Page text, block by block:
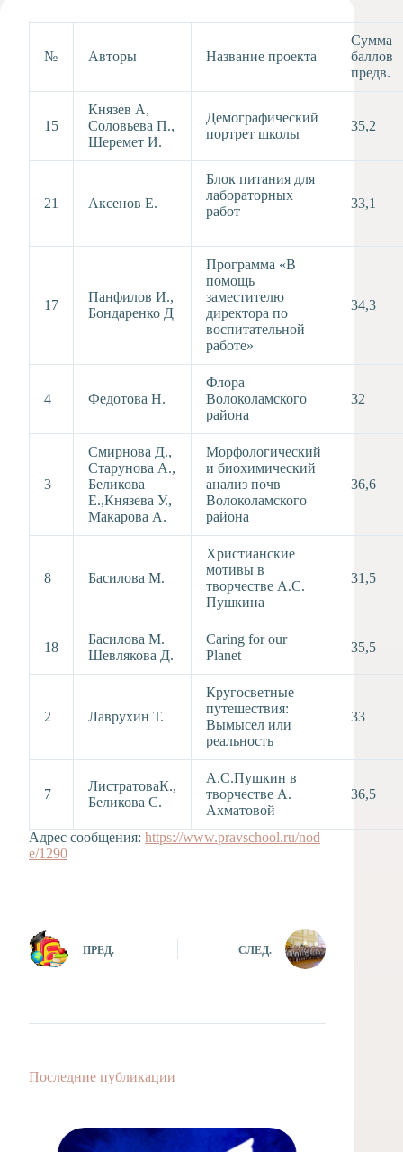
Художественная
Музыкальное
Психологическая
Служба
Тьюторская
служба
№ Авторы Название проекта
Сумма
баллов
предв.
15
Князев А,
Соловьева П.,
Шеремет И.
Демографический
портрет школы
35,2
21 Аксенов Е.
Блок питания для
лабораторных
работ
33,1
17
Панфилов И.,
Бондаренко Д
Программа «В
помощь
заместителю
директора по
воспитательной
работе»
34,3
4 Федотова Н.
Флора
Волоколамского
района
32
3
Смирнова Д.,
Старунова А.,
Беликова
Е.,Князева У.,
Макарова А.
Морфологический
и биохимический
анализ почв
Волоколамского
района
36,6
8 Басилова М.
Христианские
мотивы в
творчестве А.С.
Пушкина
31,5
18
Басилова М.
Шевлякова Д.
Caring for our
Planet
35,5
2 Лаврухин Т.
Кругосветные
путешествия:
Вымысел или
реальность
33
7
ЛистратоваК.,
Беликова С.
А.С.Пушкин в
творчестве А.
Ахматовой
36,5
Адрес сообщения: https://www.pravschool.ru/nod
e/1290
ПРЕД. СЛЕД.
Последние публикации